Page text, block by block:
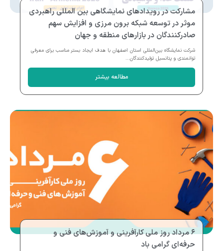
مشارکت در رویدادهای نمایشگاهی بین المللی راهبردی
موثر در توسعه شبکه برون مرزی و افزایش سهم
صادرکنندگان در بازارهای منطقه و جهان
شرکت نمایشگاه بین‌المللی استان اصفهان با هدف ایجاد بستر مناسب برای معرفی
توانمندی و پتانسیل تولیدکنندگان...
مطالعه بیشتر
۶ مرداد روز ملی کارآفرینی و آموزش‌های فنی و
حرفه‌ای گرامی باد